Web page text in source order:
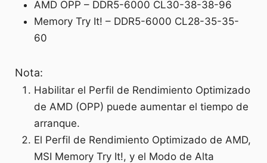
AMD OPP – DDR5-6000 CL30-38-38-96
Memory Try It! – DDR5-6000 CL28-35-35-
60
Nota:
Habilitar el Perfil de Rendimiento Optimizado
de AMD (OPP) puede aumentar el tiempo de
arranque.
El Perfil de Rendimiento Optimizado de AMD,
MSI Memory Try It!, y el Modo de Alta